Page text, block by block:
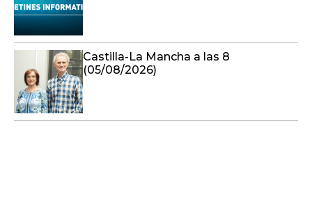
Castilla-La Mancha a las 8
(05/08/2026)